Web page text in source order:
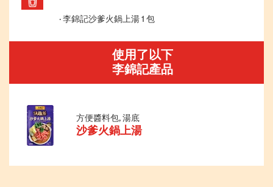
李錦記沙爹火鍋上湯 1 包
使用了以下
李錦記產品
方便醬料包, 湯底
沙爹火鍋上湯